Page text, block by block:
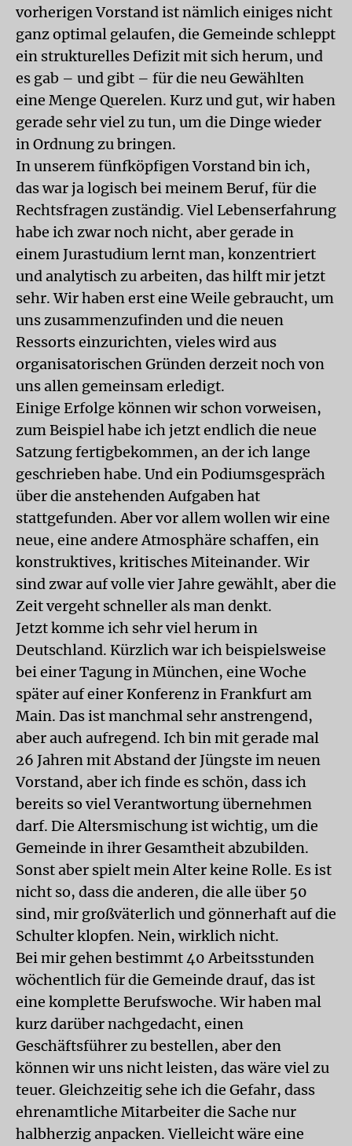
vorherigen Vorstand ist nämlich einiges nicht
ganz optimal gelaufen, die Gemeinde schleppt
ein strukturelles Defizit mit sich herum, und
es gab – und gibt – für die neu Gewählten
eine Menge Querelen. Kurz und gut, wir haben
gerade sehr viel zu tun, um die Dinge wieder
in Ordnung zu bringen.
In unserem fünfköpfigen Vorstand bin ich,
das war ja logisch bei meinem Beruf, für die
Rechtsfragen zuständig. Viel Lebenserfahrung
habe ich zwar noch nicht, aber gerade in
einem Jurastudium lernt man, konzentriert
und analytisch zu arbeiten, das hilft mir jetzt
sehr. Wir haben erst eine Weile gebraucht, um
uns zusammenzufinden und die neuen
Ressorts einzurichten, vieles wird aus
organisatorischen Gründen derzeit noch von
uns allen gemeinsam erledigt.
Einige Erfolge können wir schon vorweisen,
zum Beispiel habe ich jetzt endlich die neue
Satzung fertigbekommen, an der ich lange
geschrieben habe. Und ein Podiumsgespräch
über die anstehenden Aufgaben hat
stattgefunden. Aber vor allem wollen wir eine
neue, eine andere Atmosphäre schaffen, ein
konstruktives, kritisches Miteinander. Wir
sind zwar auf volle vier Jahre gewählt, aber die
Zeit vergeht schneller als man denkt.
Jetzt komme ich sehr viel herum in
Deutschland. Kürzlich war ich beispielsweise
bei einer Tagung in München, eine Woche
später auf einer Konferenz in Frankfurt am
Main. Das ist manchmal sehr anstrengend,
aber auch aufregend. Ich bin mit gerade mal
26 Jahren mit Abstand der Jüngste im neuen
Vorstand, aber ich finde es schön, dass ich
bereits so viel Verantwortung übernehmen
darf. Die Altersmischung ist wichtig, um die
Gemeinde in ihrer Gesamtheit abzubilden.
Sonst aber spielt mein Alter keine Rolle. Es ist
nicht so, dass die anderen, die alle über 50
sind, mir großväterlich und gönnerhaft auf die
Schulter klopfen. Nein, wirklich nicht.
Bei mir gehen bestimmt 40 Arbeitsstunden
wöchentlich für die Gemeinde drauf, das ist
eine komplette Berufswoche. Wir haben mal
kurz darüber nachgedacht, einen
Geschäftsführer zu bestellen, aber den
können wir uns nicht leisten, das wäre viel zu
teuer. Gleichzeitig sehe ich die Gefahr, dass
ehrenamtliche Mitarbeiter die Sache nur
halbherzig anpacken. Vielleicht wäre eine